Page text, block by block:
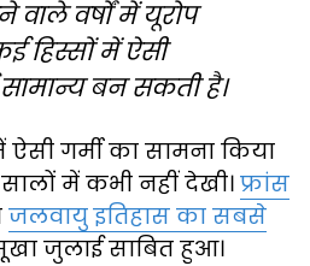
वाले वर्षों में यूरोप
हिस्सों में ऐसी
सामान्य बन सकती है।
गर्मी का सामना किया
में कभी नहीं देखी।फ्रांस
जलवायु इतिहास का सबसे
जुलाई साबित हुआ।